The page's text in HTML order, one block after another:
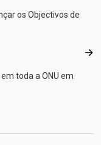
os Objectivos de
toda a ONU em